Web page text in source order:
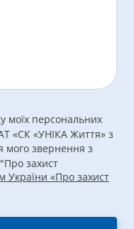
моїх персональних
«СК «УНІКА Життя» з
мого звернення з
захист
України «Про захист